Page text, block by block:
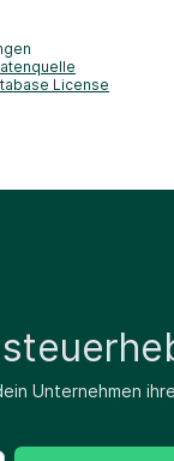
License
Unternehmen